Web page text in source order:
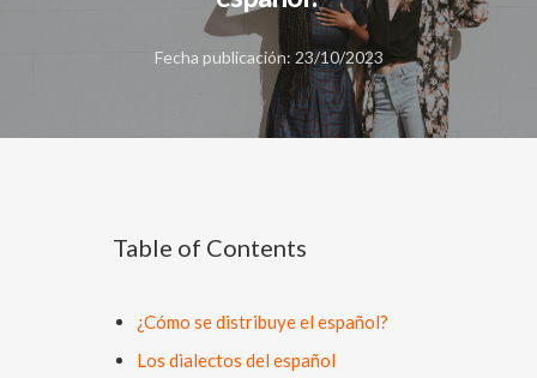
Fecha publicación: 23/10/2023
Table of Contents
¿Cómo se distribuye el español?
Los dialectos del español